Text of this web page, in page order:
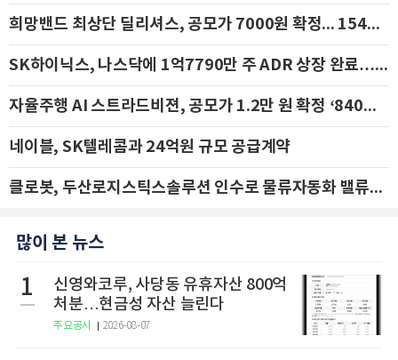
희망밴드 최상단 딜리셔스, 공모가 7000원 확정... 154억 규모 IPO 돌입
SK하이닉스, 나스닥에 1억7790만 주 ADR 상장 완료…29일 국내 추가 상장
자율주행 AI 스트라드비젼, 공모가 1.2만 원 확정 ‘840억 수혈’
네이블, SK텔레콤과 24억원 규모 공급계약
클로봇, 두산로지스틱스솔루션 인수로 물류자동화 밸류체인 확장 추진 - IBK투자증권
많이 본 뉴스
1
신영와코루, 사당동 유휴자산 800억
처분…현금성 자산 늘린다
주요공시 2026-08-07